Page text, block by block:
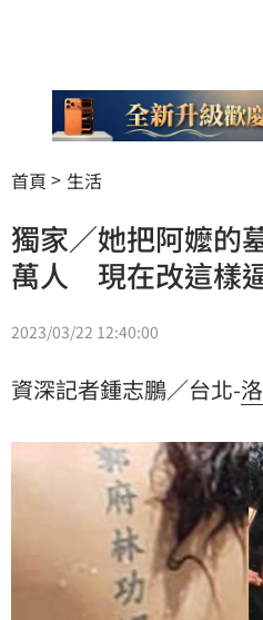
首頁 生活
獨家／她把阿嬤的
萬人 現在改這樣
2023/03/22 12:40:00
資深記者鍾志鵬／台北-